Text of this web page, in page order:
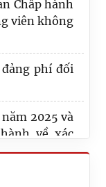
Chấp hành
viên không
phí đối
2025 và
về xác
báo thi
Chí Minh
sau 07
bộ tại Cục